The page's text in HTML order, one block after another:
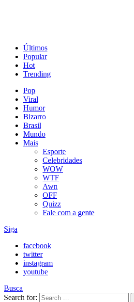
Últimos
Popular
Hot
Trending
Pop
Viral
Humor
Bizarro
Brasil
Mundo
Mais
Esporte
Celebridades
WOW
WTF
Awn
OFF
Quizz
Fale com a gente
Siga
facebook
twitter
instagram
youtube
Busca
Search for: